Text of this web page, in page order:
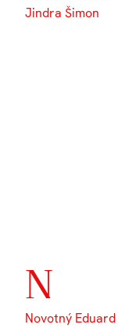
Jindra Šimon
N
Novotný Eduard